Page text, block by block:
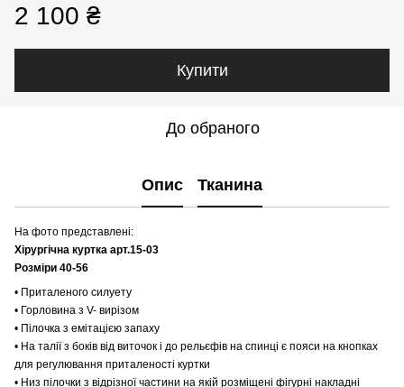
2 100 ₴
Купити
До обраного
Опис Тканина
На фото представлені:
Хірургічна куртка арт.15-03
Розміри 40-56
• Приталеного силуету
• Горловина з V- вирізом
• Пілочка з емітацією запаху
• На талії з боків від виточок і до рельєфів на спинці є пояси на кнопках
для регулювання приталеності куртки
• Низ пілочки з відрізної частини на якій розміщені фігурні накладні